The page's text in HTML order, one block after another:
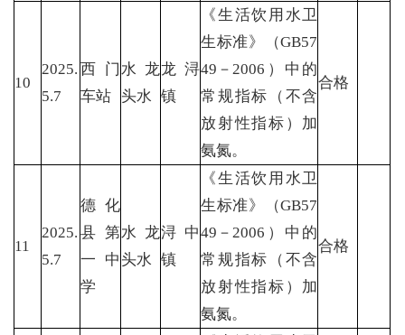
10
2025.
5.7
西门
车站
水龙
头水
龙浔
镇
《生活饮用水卫
生标准》（GB57
49－2006）中的
常规指标（不含
放射性指标）加
氨氮。
合格
11
2025.
5.7
德化
县第
一中
学
水龙
头水
浔中
镇
《生活饮用水卫
生标准》（GB57
49－2006）中的
常规指标（不含
放射性指标）加
氨氮。
合格